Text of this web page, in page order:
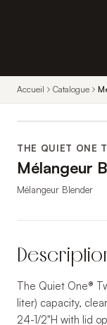
Accueil Catalogue
THE QUIET ONE
Mélangeur
Mélangeur Blender
The Quiet One®
liter) capacity,
24-1/2"H with lid